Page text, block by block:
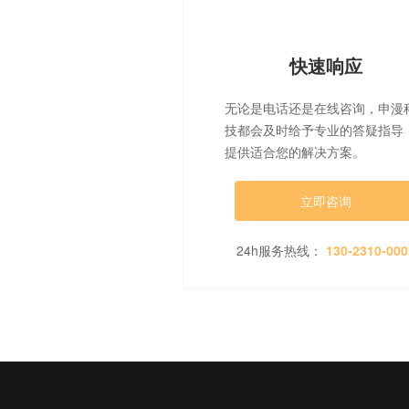
快速响应
无论是电话还是在线咨询，申漫
技都会及时给予专业的答疑指导
提供适合您的解决方案。
立即咨询
24h服务热线： 130-2310-